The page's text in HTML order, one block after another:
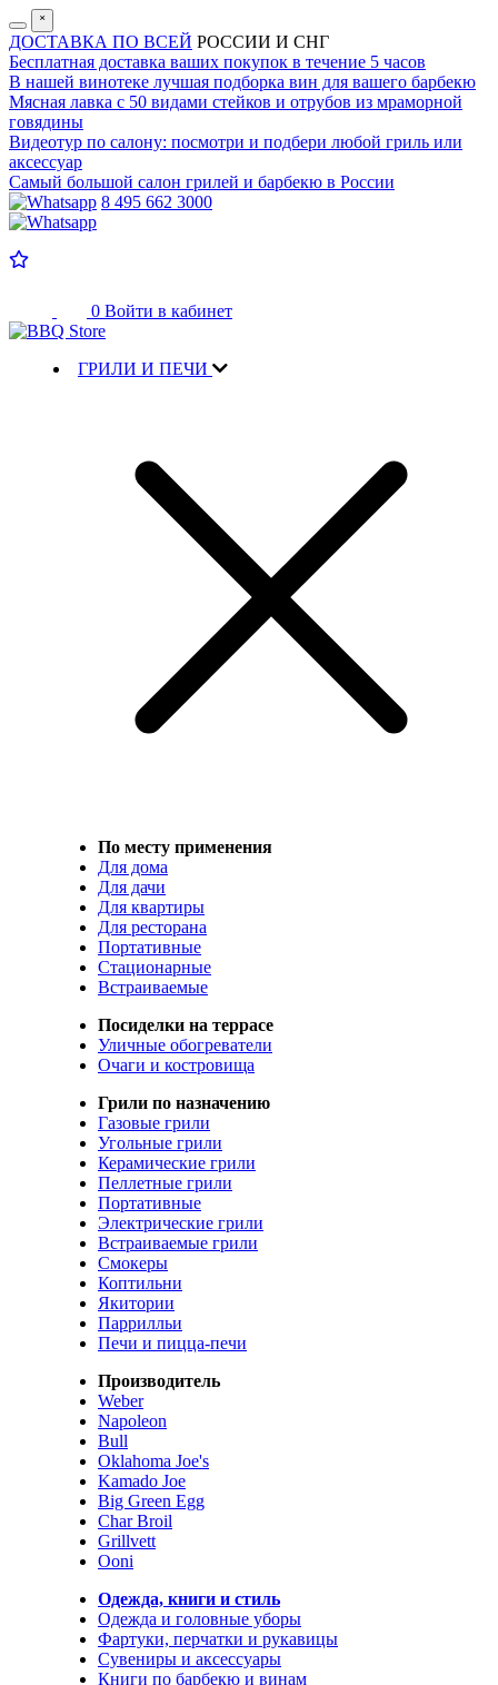
˟
ДОСТАВКА ПО ВСЕЙ РОССИИ И СНГ
Бесплатная доставка ваших покупок в течение 5 часов
В нашей винотеке лучшая подборка вин для вашего барбекю
Мясная лавка с 50 видами стейков и отрубов из мраморной
говядины
Видеотур по салону: посмотри и подбери любой гриль или
аксессуар
Самый большой салон грилей и барбекю в России
8 495 662 3000
0 Войти в кабинет
ГРИЛИ И ПЕЧИ
По месту применения
Для дома
Для дачи
Для квартиры
Для ресторана
Портативные
Стационарные
Встраиваемые
Посиделки на террасе
Уличные обогреватели
Очаги и костровища
Грили по назначению
Газовые грили
Угольные грили
Керамические грили
Пеллетные грили
Портативные
Электрические грили
Встраиваемые грили
Смокеры
Коптильни
Якитории
Паррилльи
Печи и пицца-печи
Производитель
Weber
Napoleon
Bull
Oklahoma Joe's
Kamado Joe
Big Green Egg
Char Broil
Grillvett
Ooni
Одежда, книги и стиль
Одежда и головные уборы
Фартуки, перчатки и рукавицы
Сувениры и аксессуары
Книги по барбекю и винам